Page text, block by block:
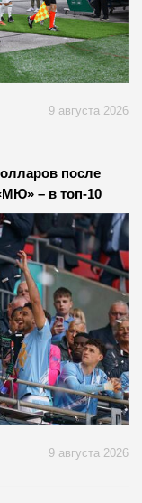
9 августа 2026
после
– в топ-10
9 августа 2026